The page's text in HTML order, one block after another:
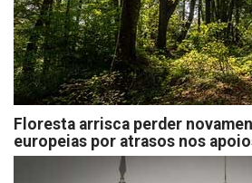
Floresta arrisca perder
europeias por atrasos nos